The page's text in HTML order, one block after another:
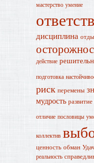
мастерство умение
дисциплина
действие
подготовка
риск перемены
мудрость развитие
отличие пословицы
коллектив
ценность обман
реальность